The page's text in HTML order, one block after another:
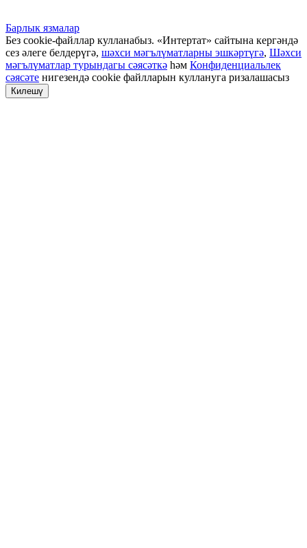
Барлык язмалар
Без cookie-файллар кулланабыз. «Интертат» сайтына кергәндә
сез әлеге белдерүгә, шәхси мәгълүматларны эшкәртүгә, Шәхси
мәгълүматлар турындагы сәясәткә һәм Конфиденциальлек
сәясәте нигезендә cookie файлларын куллануга ризалашасыз
Килешү